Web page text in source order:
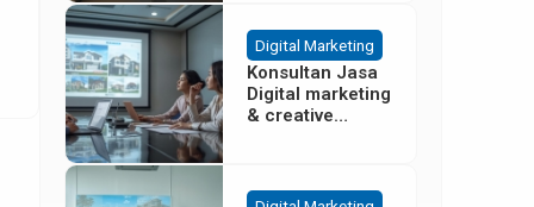
Digital Marketing
Konsultan Jasa
Digital marketing
& creative
Tangerang